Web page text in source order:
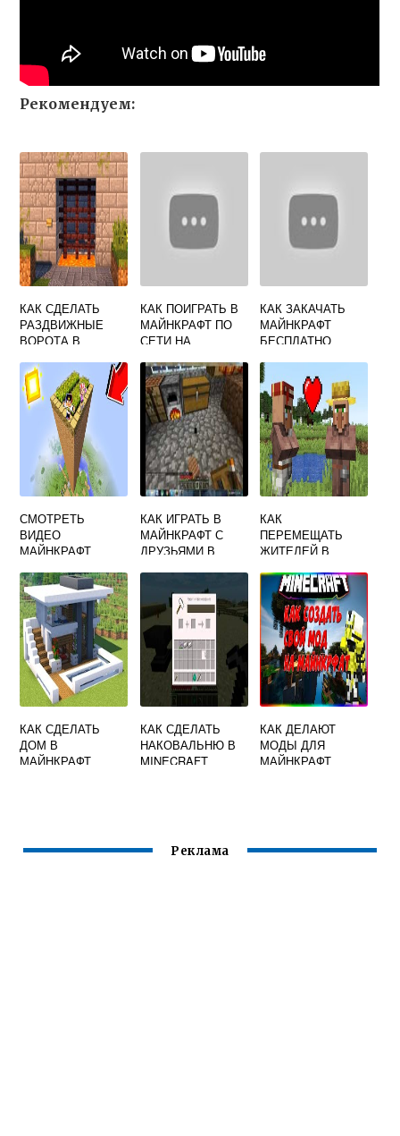
Рекомендуем:
КАК СДЕЛАТЬ
РАЗДВИЖНЫЕ
ВОРОТА В
КАК ПОИГРАТЬ В
МАЙНКРАФТ ПО
СЕТИ НА
КАК ЗАКАЧАТЬ
МАЙНКРАФТ
БЕСПЛАТНО
СМОТРЕТЬ
ВИДЕО
МАЙНКРАФТ
ДЕВУШКА
КАК ИГРАТЬ В
МАЙНКРАФТ С
ДРУЗЬЯМИ В
КАК
ПЕРЕМЕЩАТЬ
ЖИТЕЛЕЙ В
КАК СДЕЛАТЬ
ДОМ В
МАЙНКРАФТ
КАК СДЕЛАТЬ
НАКОВАЛЬНЮ В
MINECRAFT
КАК ДЕЛАЮТ
МОДЫ ДЛЯ
МАЙНКРАФТ
Реклама